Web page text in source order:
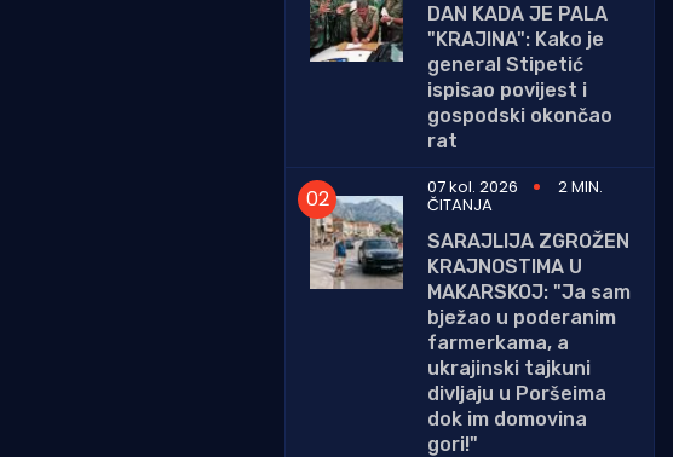
DAN KADA JE PALA
"KRAJINA": Kako je
general Stipetić
ispisao povijest i
gospodski okončao
rat
07 kol. 2026
2 MIN.
ČITANJA
SARAJLIJA ZGROŽEN
KRAJNOSTIMA U
MAKARSKOJ: "Ja sam
bježao u poderanim
farmerkama, a
ukrajinski tajkuni
divljaju u Poršeima
dok im domovina
gori!"